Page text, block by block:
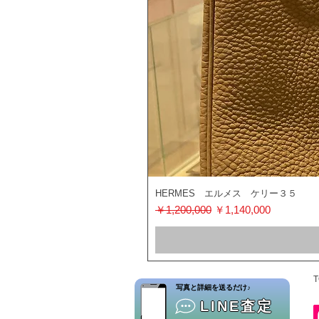
HERMES エルメス ケリー３５
通常価格
￥1,200,000 セール価格
￥1,140,000
LINE査定
​写真と詳細を送るだけ♪